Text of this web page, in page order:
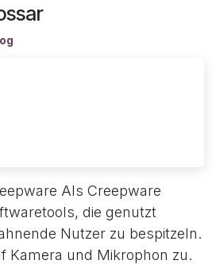
Als Creepware
die genutzt
Nutzer zu bespitzeln.
Kamera und Mikrophon zu.